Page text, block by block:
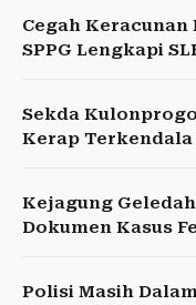
Cegah Keracunan
SPPG Lengkapi
Sekda
Kerap Terkendala
Kejagung
Dokumen Kasus
Polisi Masih